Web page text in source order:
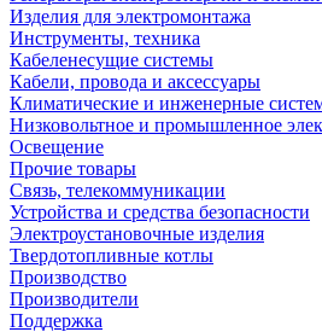
Изделия для электромонтажа
Инструменты, техника
Кабеленесущие системы
Кабели, провода и аксессуары
Климатические и инженерные
Низковольтное и промышленное
Освещение
Прочие товары
Связь, телекоммуникации
Устройства и средства безопасности
Электроустановочные изделия
Твердотопливные котлы
Производство
Производители
Поддержка